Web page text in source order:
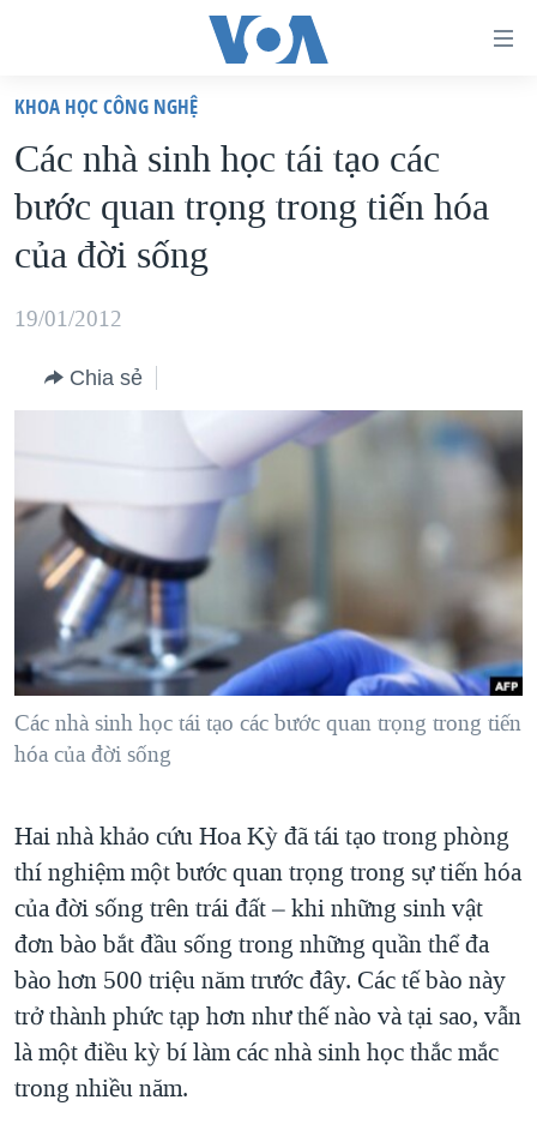
truy
cập
Tới
nội
chính
Đi
tới
"Tìm"
VIỆT NAM
HOA KỲ
BIỂN ĐÔNG
THẾ GIỚI
DIỄN ĐÀN
VẠCH TRẦN TIN GIẢ
NGƯỜI VIỆT HẢI NGOẠI
ĐỜI SỐNG
KINH TẾ
KHOA HỌC
SỨC KHOẺ
GIÁO DỤC
CHIẾN TRANH THƯƠNG MẠI CỦA MỸ: QUÁ KHỨ VÀ HIỆN
TẠI
HÀNH TRÌNH BẦU CỬ 2024
MỘT NĂM CHIẾN TRANH TẠI DẢI GAZA
GIẢI MÃ VÀNH ĐAI & CON ĐƯỜNG
NGÀY TỊ NẠN THẾ GIỚI
TRỊNH VĨNH BÌNH - NGƯỜI HẠ 'BÊN THẮNG CUỘC'
CHI PHÍ CHIẾN TRANH AFGHANISTAN
CÁC GIÁ TRỊ CỘNG HÒA Ở VIỆT NAM
THƯỢNG ĐỈNH TRUMP-KIM TẠI VIỆT NAM
TRỊNH VĨNH BÌNH VS. CHÍNH PHỦ VIỆT NAM
NGƯ DÂN VIỆT VÀ LÀN SÓNG TRỘM HẢI SÂM
BÊN KIA QUỐC LỘ: TIẾNG VỌNG TỪ NÔNG THÔN MỸ
QUAN HỆ VIỆT MỸ
HỌC TIẾNG ANH
VIDEO
NGHE
MẠNG XÃ HỘI
KHOA HỌC CÔNG NGHỆ
Các nhà sinh học tái tạo các
bước quan trọng trong tiến hóa
của đời sống
19/01/2012
Chia sẻ
Các nhà sinh học tái tạo các bước quan trọng trong tiến
hóa của đời sống
Hai nhà khảo cứu Hoa Kỳ đã tái tạo trong phòng
thí nghiệm một bước quan trọng trong sự tiến hóa
của đời sống trên trái đất – khi những sinh vật
đơn bào bắt đầu sống trong những quần thể đa
bào hơn 500 triệu năm trước đây. Các tế bào này
trở thành phức tạp hơn như thế nào và tại sao, vẫn
là một điều kỳ bí làm các nhà sinh học thắc mắc
trong nhiều năm.